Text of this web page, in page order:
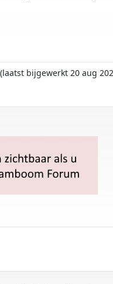
(laatst bijgewerkt 20 aug